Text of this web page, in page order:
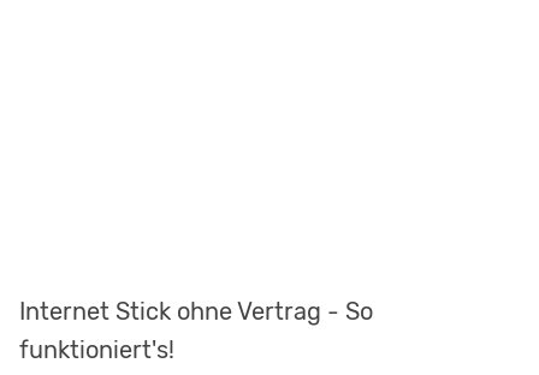
Internet Stick ohne Vertrag - So
funktioniert's!